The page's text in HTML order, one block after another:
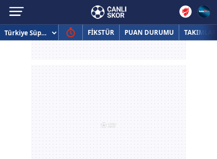
FİKSTÜR PUAN DURUMU TAKIMLAR